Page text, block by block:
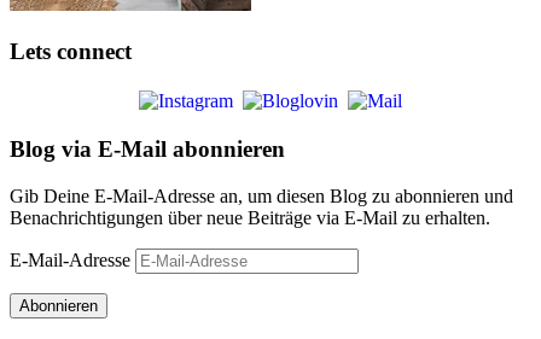
Lets connect
Blog via E-Mail abonnieren
Gib Deine E-Mail-Adresse an, um diesen Blog zu abonnieren und
Benachrichtigungen über neue Beiträge via E-Mail zu erhalten.
E-Mail-Adresse
Abonnieren